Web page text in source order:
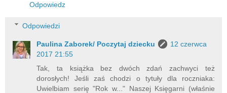
Odpowiedz
Odpowiedzi
Paulina Zaborek/ Poczytaj dziecku
12 czerwca
2017 21:55
Tak, ta książka bez dwóch zdań zachwyci też
dorosłych! Jeśli zaś chodzi o tytuły dla roczniaka:
Uwielbiam serię "Rok w..." Naszej Księgarni (właśnie